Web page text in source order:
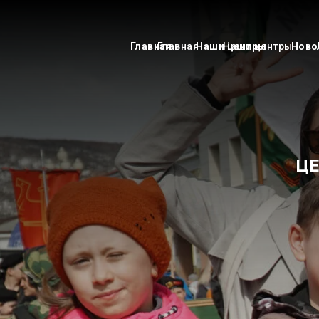
Главная Наши центры
Главная Наши центры